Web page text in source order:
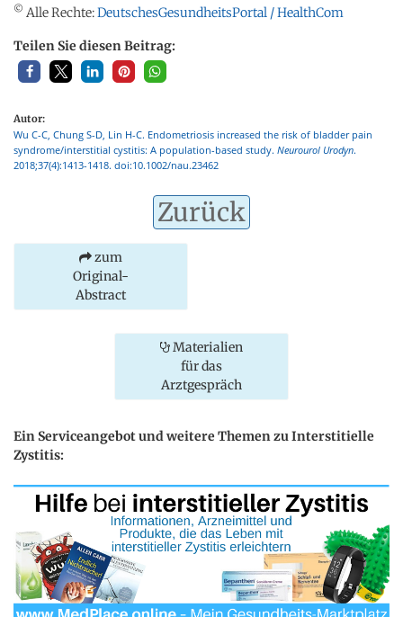
© Alle Rechte:DeutschesGesundheitsPortal / HealthCom
Teilen Sie diesen Beitrag:
Autor:
Wu C-C, Chung S-D, Lin H-C. Endometriosis increased the risk of bladder pain
syndrome/interstitial cystitis: A population-based study. Neurourol Urodyn.
2018;37(4):1413-1418. doi:10.1002/nau.23462
Zurück
zum
Original-
Abstract
Materialien
für das
Arztgespräch
Ein Serviceangebot und weitere Themen zu Interstitielle
Zystitis: